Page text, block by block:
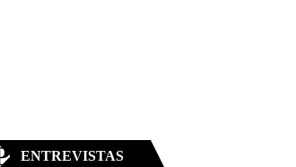
ENTREVISTAS